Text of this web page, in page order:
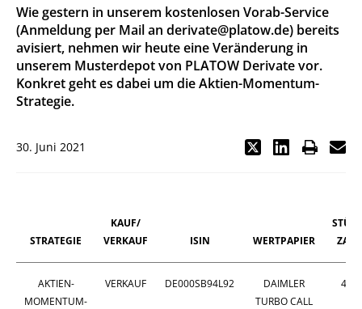
Wie gestern in unserem kostenlosen Vorab-Service
(Anmeldung per Mail an derivate@platow.de) bereits
avisiert, nehmen wir heute eine Veränderung in
unserem Musterdepot von PLATOW Derivate vor.
Konkret geht es dabei um die Aktien-Momentum-
Strategie.
30. Juni 2021
STRATEGIE
KAUF/
VERKAUF
ISIN WERTPAPIER
ZAHL
AKTIEN-
MOMENTUM-
VERKAUF DE000SB94L92
DAIMLER
TURBO CALL
432